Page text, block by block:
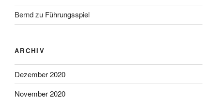
Berndzu Führungsspiel
ARCHIV
Dezember 2020
November 2020